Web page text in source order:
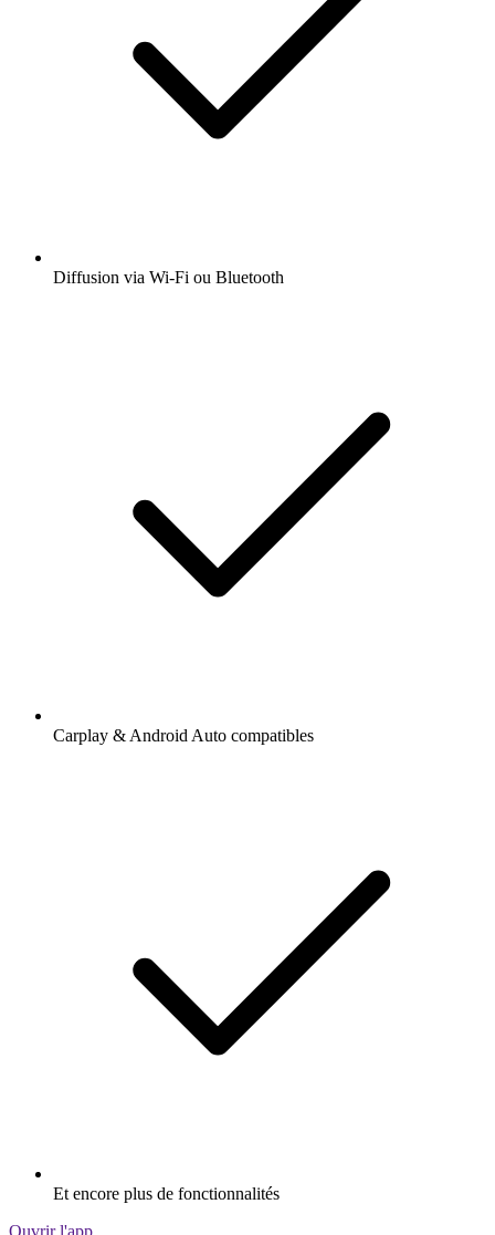
Diffusion via Wi-Fi ou Bluetooth
Carplay & Android Auto compatibles
Et encore plus de fonctionnalités